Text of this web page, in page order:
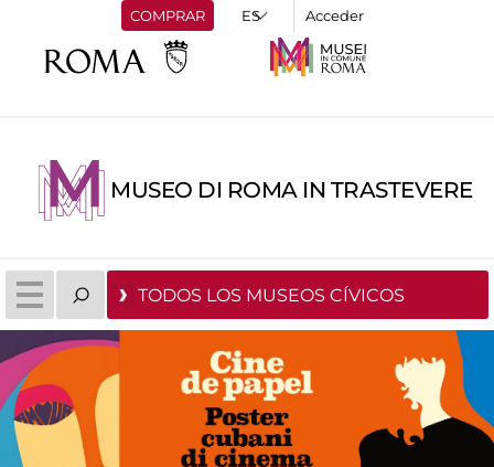
COMPRAR Acceder
MUSEO DI ROMA IN TRASTEVERE
TODOS LOS MUSEOS CÍVICOS